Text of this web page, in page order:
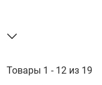
Товары 1 - 12 из 19